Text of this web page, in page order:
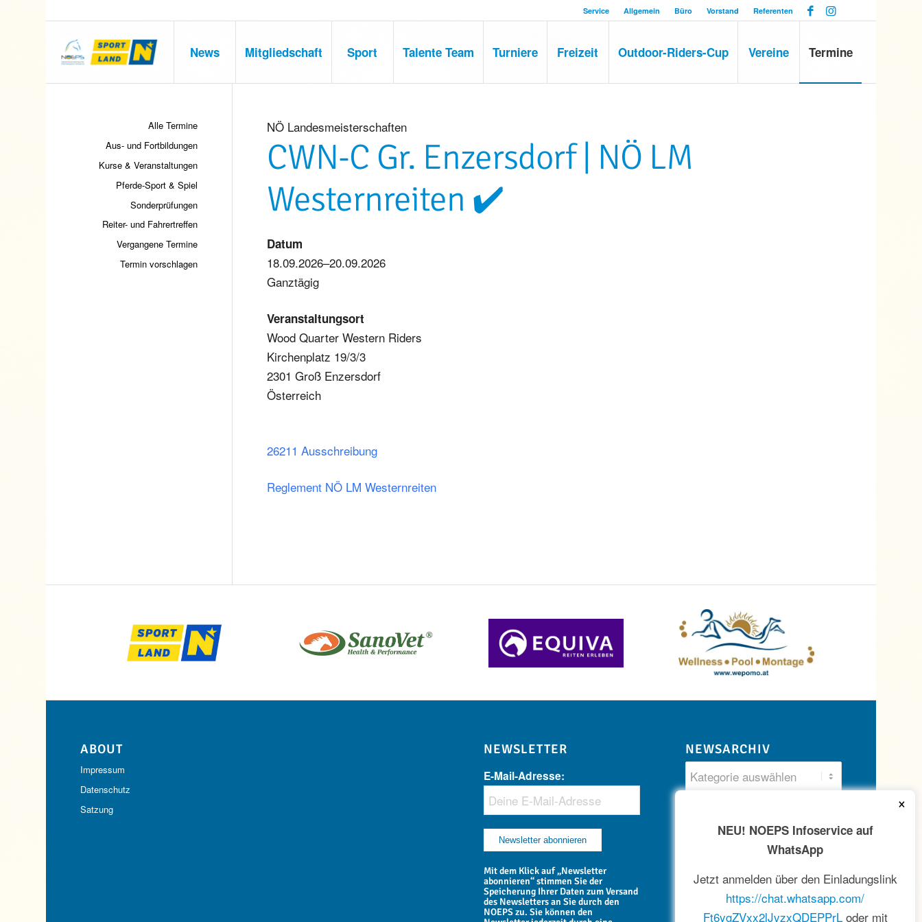
Service Allgemein Büro Vorstand Referenten
News Mitgliedschaft Sport Talente Team Turniere Freizeit Outdoor-Riders-Cup Vereine Termine
NÖ Landesmeisterschaften
CWN-C Gr. Enzersdorf | NÖ LM
Westernreiten ✔️
Datum
18.09.2026–20.09.2026
Ganztägig
Veranstaltungsort
Wood Quarter Western Riders
Kirchenplatz 19/3/3
2301 Groß Enzersdorf
Österreich
26211 Ausschreibung
Reglement NÖ LM Westernreiten
Alle Termine
Aus- und Fortbildungen
Kurse & Veranstaltungen
Pferde-Sport & Spiel
Sonderprüfungen
Reiter- und Fahrertreffen
Vergangene Termine
Termin vorschlagen
ABOUT
Impressum
Datenschutz
Satzung
NEWSLETTER
E-Mail-Adresse:
Mit dem Klick auf „Newsletter
abonnieren“ stimmen Sie der
Speicherung Ihrer Daten zum Versand
des Newsletters an Sie durch den
NOEPS zu. Sie können den
NEWSARCHIV
×
NEU! NOEPS Infoservice auf
WhatsApp
Jetzt anmelden über den Einladungslink
https://chat.whatsapp.com/
Ft6ygZVxx2lJvzxQDEPPrLoder mit